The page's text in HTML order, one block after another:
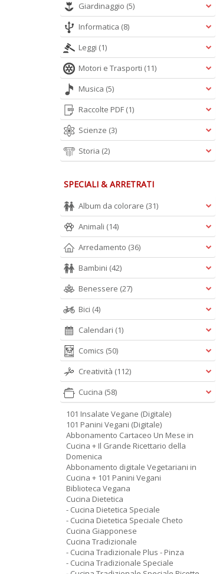
Tiramisù Alla
Digitale
1.50 €
Senza Glutine
Cartacea
2.90 €
Digitale
R
ICETTE PER FRIGGITRICI AD ARIA SPECIALE N.3
Digitale
2.90 €
DI DOLCE IN DOLCE SPECIALE N.70
Dolci Americani
6.90 € 3.90 €
Giardinaggio (5)
Informatica (8)
Leggi (1)
Motori e Trasporti (11)
Musica (5)
Raccolte PDF (1)
Scienze (3)
Storia (2)
SPECIALI & ARRETRATI
Album da colorare (31)
Animali (14)
Arredamento (36)
Bambini (42)
Benessere (27)
Bici (4)
Calendari (1)
Comics (50)
Creatività (112)
Cucina (58)
101 Insalate Vegane (Digitale)
101 Panini Vegani (Digitale)
Abbonamento Cartaceo Un Mese in
Cucina + Il Grande Ricettario della
Domenica
Abbonamento digitale Vegetariani in
Cucina + 101 Panini Vegani
Biblioteca Vegana
Cucina Dietetica
- Cucina Dietetica Speciale
- Cucina Dietetica Speciale Cheto
Cucina Giapponese
Cucina Tradizionale
- Cucina Tradizionale Plus - Pinza
- Cucina Tradizionale Speciale